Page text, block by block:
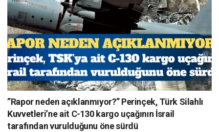
”Rapor neden açıklanmıyor?” Perinçek, Türk Silahlı
Kuvvetleri’ne ait C-130 kargo uçağının İsrail
tarafından vurulduğunu öne sürdü